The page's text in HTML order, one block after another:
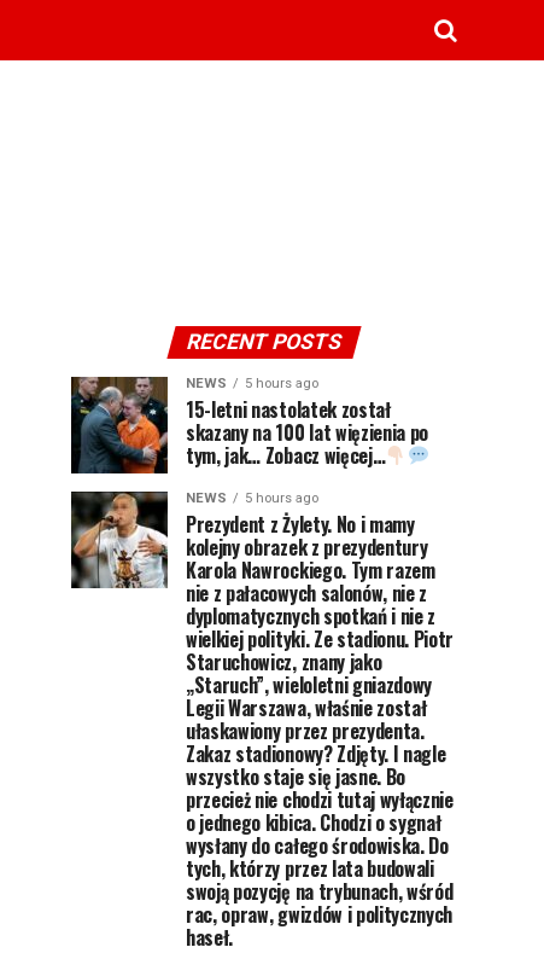
RECENT POSTS
NEWS 5 hours ago
15-letni nastolatek został
skazany na 100 lat więzienia po
tym, jak… Zobacz więcej…
NEWS 5 hours ago
Prezydent z Żylety. No i mamy
kolejny obrazek z prezydentury
Karola Nawrockiego. Tym razem
nie z pałacowych salonów, nie z
dyplomatycznych spotkań i nie z
wielkiej polityki. Ze stadionu. Piotr
Staruchowicz, znany jako
„Staruch”, wieloletni gniazdowy
Legii Warszawa, właśnie został
ułaskawiony przez prezydenta.
Zakaz stadionowy? Zdjęty. I nagle
wszystko staje się jasne. Bo
przecież nie chodzi tutaj wyłącznie
o jednego kibica. Chodzi o sygnał
wysłany do całego środowiska. Do
tych, którzy przez lata budowali
swoją pozycję na trybunach, wśród
rac, opraw, gwizdów i politycznych
haseł.